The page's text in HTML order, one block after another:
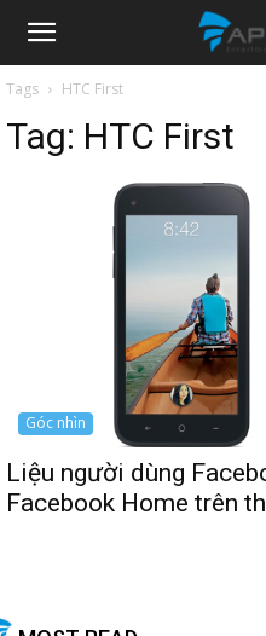
Appota
News
Tags HTC First
Tag: HTC First
Góc nhìn
Liệu người dùng
Facebook Home trên